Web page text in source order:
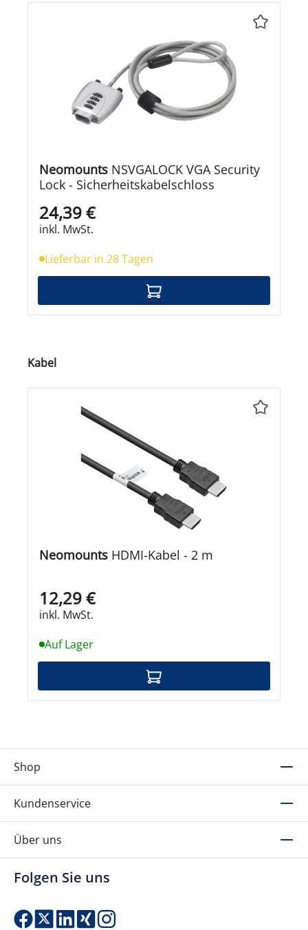
Neomounts
Lock - Sicherheitskabelschloss
24,39 €
inkl. MwSt.
Lieferbar in 28 Tagen
Produktgalerie überspringen
Kabel
Neomounts HDMI-Kabel - 2 m
12,29 €
inkl. MwSt.
Auf Lager
Shop
Kundenservice
Über uns
Folgen Sie uns